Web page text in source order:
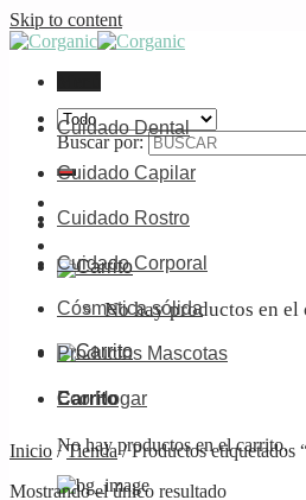
Skip to content
Buscar por:
No hay productos en el
Carrito
No hay productos en el carrito.
Cuidado Dental
Cuidado Capilar
Cuidado Rostro
Cuidado Corporal
Cósmetica sólida
Productos Mascotas
Eco Hogar
Inicio / Tienda /Productos etiquetados
Mostrando el único resultado